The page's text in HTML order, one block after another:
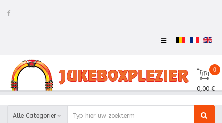
0
0,00 €
Alle Categoriën